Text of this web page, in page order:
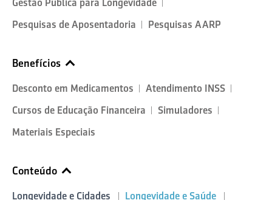
Gestão Pública para Longevidade
Pesquisas de Aposentadoria
Pesquisas AARP
Benefícios
Desconto em Medicamentos
Atendimento INSS
Cursos de Educação Financeira
Simuladores
Materiais Especiais
Conteúdo
Longevidade e Cidades Longevidade e Saúde